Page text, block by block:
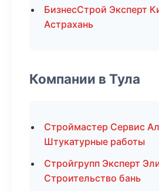
БизнесСтрой Эксперт
Астрахань
Компании в Тула
Строймастер Сервис
Штукатурные работы
Стройгрупп Эксперт
Строительство бань